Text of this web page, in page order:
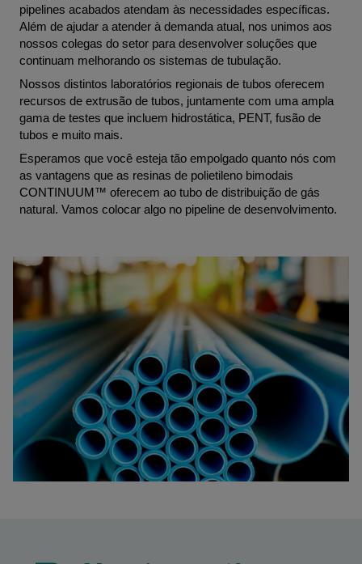
pipelines acabados atendam às necessidades específicas.
Além de ajudar a atender à demanda atual, nos unimos aos
nossos colegas do setor para desenvolver soluções que
continuam melhorando os sistemas de tubulação.
Nossos distintos laboratórios regionais de tubos oferecem
recursos de extrusão de tubos, juntamente com uma ampla
gama de testes que incluem hidrostática, PENT, fusão de
tubos e muito mais.
Esperamos que você esteja tão empolgado quanto nós com
as vantagens que as resinas de polietileno bimodais
CONTINUUM™ oferecem ao tubo de distribuição de gás
natural. Vamos colocar algo no pipeline de desenvolvimento.